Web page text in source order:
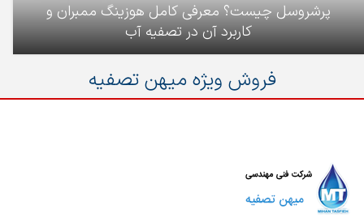
پرشروسل چیست؟ معرفی کامل هوزینگ ممبران و
کاربرد آن در تصفیه آب
فروش ویژه میهن تصفیه